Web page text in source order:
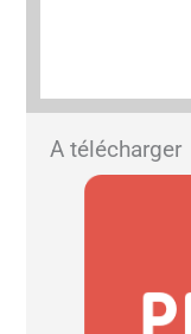
A télécharger